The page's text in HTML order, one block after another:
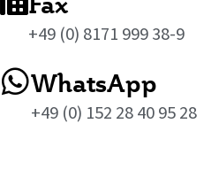
+49 (0) 8171 999 38-9
WhatsApp
+49 (0) 152 28 40 95 28